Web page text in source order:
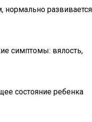
нормально развивается
симптомы: вялость,
состояние ребенка